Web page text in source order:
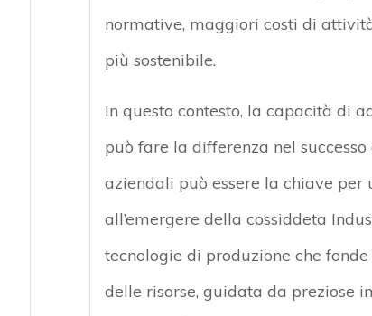
normative, maggiori costi di
più sostenibile.
In questo contesto, la capacità di
può fare la differenza nel
aziendali può essere la chiave
all’emergere della cossiddeta
tecnologie di produzione che
delle risorse, guidata da preziose